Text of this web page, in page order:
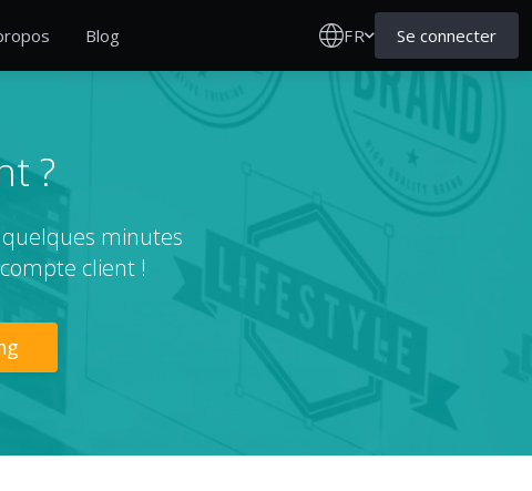
Blog FR Se connecter
?
minutes
client !